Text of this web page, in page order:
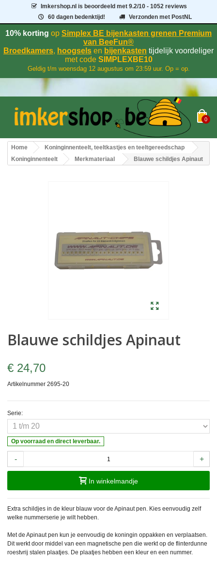
Imkershop.nl is beoordeeld met9.2/10 - 1052 reviews
60 dagen bedenktijd!
Verzonden met PostNL
10% korting op Simplex BE bijenkasten grenen Premium
van BeeFun®
Broedkamers, hoogsels en bijenkasten tijdelijk voordeliger
met codeSIMPLEXBE10
Geldig t/m woensdag 12 augustus om 23:59 uur. Op = op.
0
Home
Koninginnenteelt, teeltkastjes en teeltgereedschap
Koninginnenteelt
Merkmateriaal Blauwe schildjes Apinaut
Blauwe schildjes Apinaut
€ 24,70
Artikelnummer 2695-20
Serie:
Op voorraad en direct leverbaar.
- +
In winkelmandje
Extra schildjes in de kleur blauw voor de Apinaut pen. Kies eenvoudig zelf
welke nummerserie je wilt hebben.
Met de Apinaut pen kun je eenvoudig de koningin oppakken en verplaatsen.
Dit werkt door middel van een magnetische pen die werkt op de flinterdunne
roestvrij stalen plaatjes. De plaatjes hebben een kleur en een nummer.